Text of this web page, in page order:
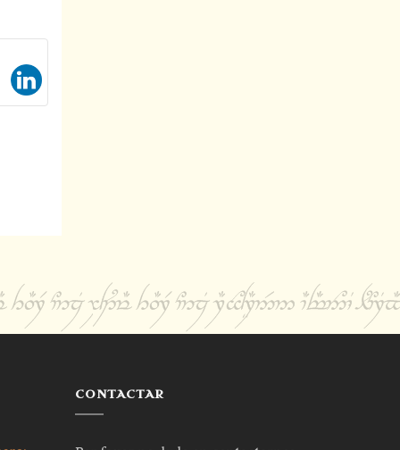
CONTACTAR